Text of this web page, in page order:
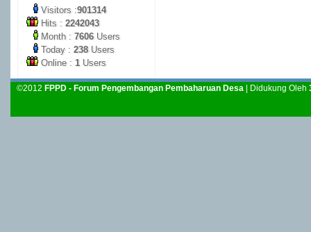
Visitors :901314
Hits : 2242043
Month : 7606Users
Today : 238Users
Online : 1 Users
©2012 FPPD - Forum Pengembangan Pembaharuan Desa | Didukung Oleh